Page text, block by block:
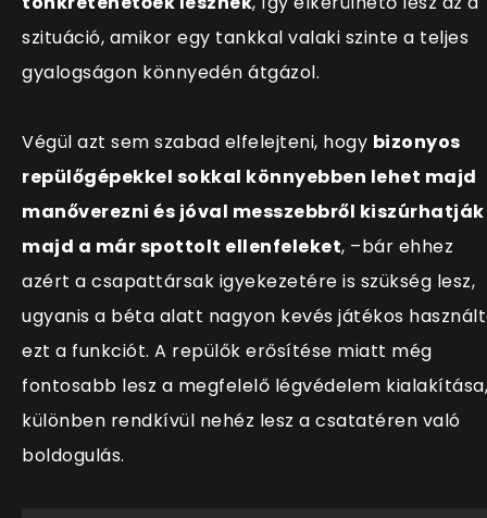
szituáció, amikor egy tankkal valaki szinte a teljes
gyalogságon könnyedén átgázol.
Végül azt sem szabad elfelejteni, hogy bizonyos
repülőgépekkel sokkal könnyebben lehet majd
manőverezni és jóval messzebbről kiszúrhatják
majd a már spottolt ellenfeleket, –bár ehhez
azért a csapattársak igyekezetére is szükség lesz,
ugyanis a béta alatt nagyon kevés játékos
ezt a funkciót. A repülők erősítése miatt még
fontosabb lesz a megfelelő légvédelem kialakítása,
különben rendkívül nehéz lesz a csatatéren való
boldogulás.